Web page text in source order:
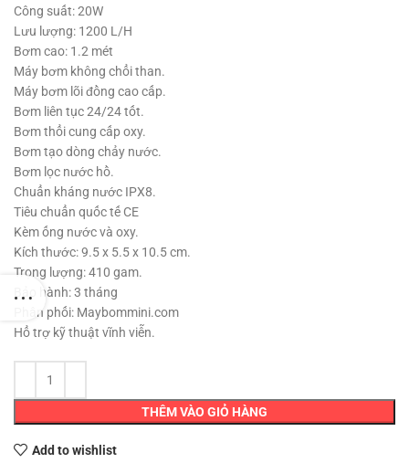
Công suất: 20W
Lưu lượng: 1200 L/H
Bơm cao: 1.2 mét
Máy bơm không chổi than.
Máy bơm lõi đồng cao cấp.
Bơm liên tục 24/24 tốt.
Bơm thổi cung cấp oxy.
Bơm tạo dòng chảy nước.
Bơm lọc nước hồ.
Chuẩn kháng nước IPX8.
Tiêu chuẩn quốc tế CE
Kèm ống nước và oxy.
Kích thước: 9.5 x 5.5 x 10.5 cm.
Trọng lượng: 410 gam.
Bảo hành: 3 tháng
Phân phối: Maybommini.com
Hổ trợ kỹ thuật vĩnh viễn.
THÊM VÀO GIỎ HÀNG
Add to wishlist